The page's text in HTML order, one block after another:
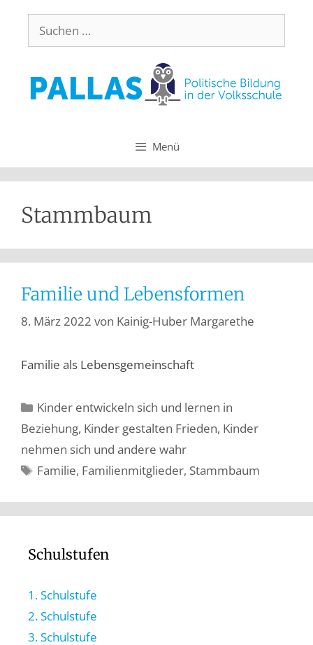
Menü
Stammbaum
Familie und Lebensformen
8. März 2022 von Kainig-Huber Margarethe
Familie als Lebensgemeinschaft
Kinder entwickeln sich und lernen in
Beziehung, Kinder gestalten Frieden, Kinder
nehmen sich und andere wahr
Familie, Familienmitglieder, Stammbaum
Schulstufen
1. Schulstufe
2. Schulstufe
3. Schulstufe